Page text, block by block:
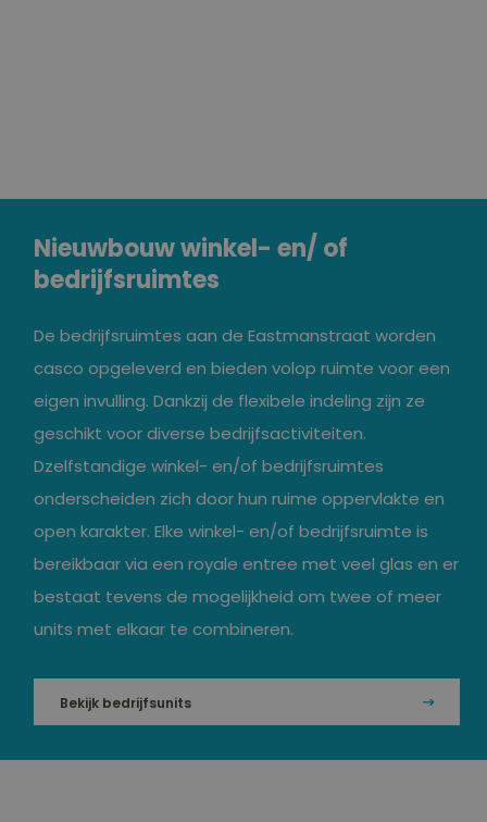
Bekijk bedrijfsunits
Nieuwbouw winkel- en/ of
bedrijfsruimtes
De bedrijfsruimtes aan de Eastmanstraat worden
casco opgeleverd en bieden volop ruimte voor een
eigen invulling. Dankzij de flexibele indeling zijn ze
geschikt voor diverse bedrijfsactiviteiten.
Dzelfstandige winkel- en/of bedrijfsruimtes
onderscheiden zich door hun ruime oppervlakte en
open karakter. Elke winkel- en/of bedrijfsruimte is
bereikbaar via een royale entree met veel glas en er
bestaat tevens de mogelijkheid om twee of meer
units met elkaar te combineren.